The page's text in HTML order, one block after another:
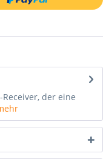
Receiver, der eine